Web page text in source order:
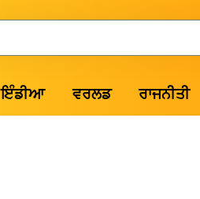
ਇੰਡੀਆ ਵਰਲਡ ਰਾਜਨੀਤੀ